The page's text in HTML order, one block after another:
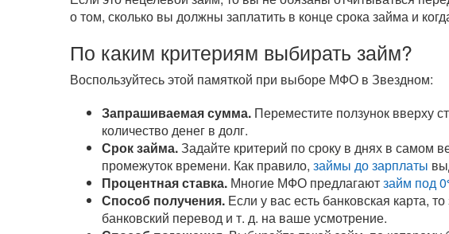
о том, сколько вы должны заплатить в конце срока займа и
По каким критериям выбирать займ?
Воспользуйтесь этой памяткой при выборе МФО в Звездном:
Запрашиваемая сумма.Переместите ползунок вверху
количество денег в долг.
Срок займа.Задайте критерий по сроку в днях в самом
промежуток времени. Как правило, займы до зарплаты
Процентная ставка.Многие МФО предлагаютзайм под
Способ получения. Если у вас есть банковская карта,
банковский перевод и т. д. на ваше усмотрение.